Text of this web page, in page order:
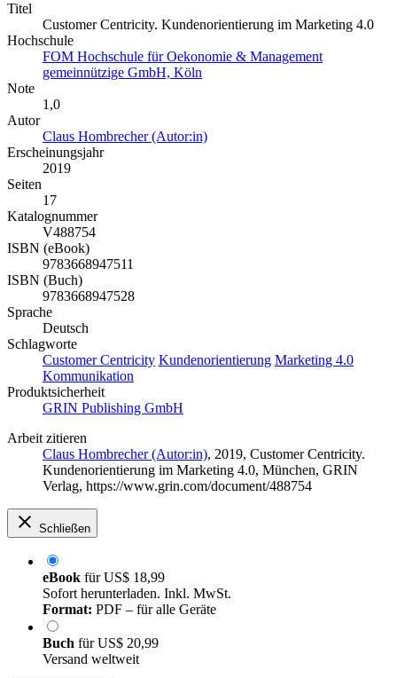
Titel
Customer Centricity. Kundenorientierung im Marketing 4.0
Hochschule
FOM Hochschule für Oekonomie & Management
gemeinnützige GmbH, Köln
Note
1,0
Autor
Claus Hombrecher (Autor:in)
Erscheinungsjahr
2019
Seiten
17
Katalognummer
V488754
ISBN (eBook)
9783668947511
ISBN (Buch)
9783668947528
Sprache
Deutsch
Schlagworte
Customer Centricity Kundenorientierung Marketing 4.0
Kommunikation
Produktsicherheit
GRIN Publishing GmbH
Arbeit zitieren
Claus Hombrecher (Autor:in), 2019, Customer Centricity.
Kundenorientierung im Marketing 4.0, München, GRIN
Verlag, https://www.grin.com/document/488754
Schließen
eBook fürUS$ 18,99
Sofort herunterladen. Inkl. MwSt.
Format: PDF – für alle Geräte
Buch fürUS$ 20,99
Versand weltweit